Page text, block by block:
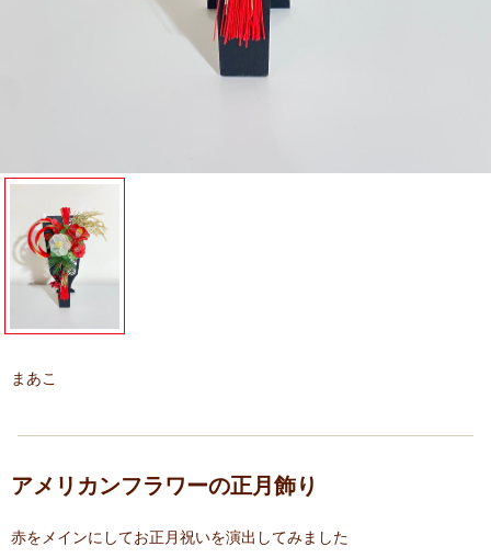
まあこ
アメリカンフラワーの正月飾り
赤をメインにしてお正月祝いを演出してみました